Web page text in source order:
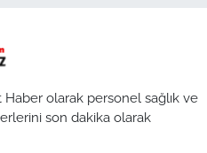
Haber olarak personel sağlık ve
son dakika olarak